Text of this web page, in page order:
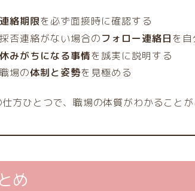
連絡期限を必ず面接時に確認する
採否連絡がない場合のフォロー連絡日を
休みがちになる事情を誠実に説明する
職場の体制と姿勢を見極める
方ひとつで、職場の体質がわかることが
め